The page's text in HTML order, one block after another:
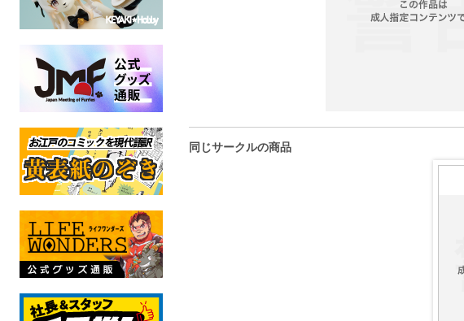
同じサークルの商品